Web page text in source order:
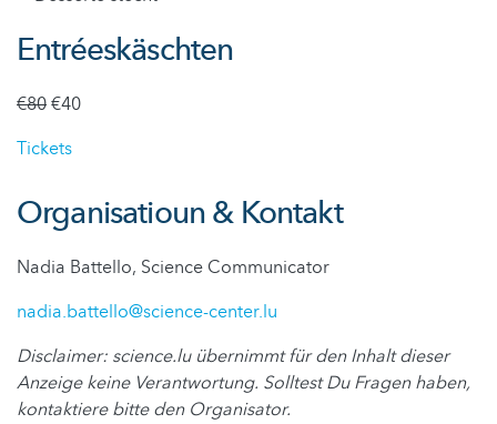
Entréeskäschten
€80€40
Tickets
Organisatioun & Kontakt
Nadia Battello, Science Communicator
nadia.battello@science-center.lu
Disclaimer: science.lu übernimmt für den Inhalt dieser
Anzeige keine Verantwortung. Solltest Du Fragen haben,
kontaktiere bitte den Organisator.